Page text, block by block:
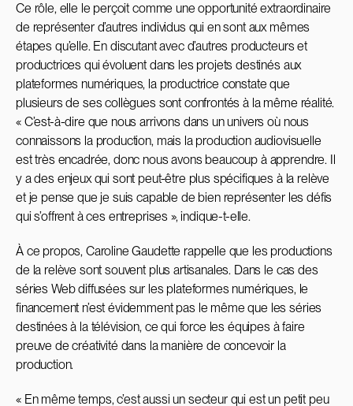
Ce rôle, elle le perçoit comme une opportunité extraordinaire
de représenter d’autres individus qui en sont aux mêmes
étapes qu’elle. En discutant avec d’autres producteurs et
productrices qui évoluent dans les projets destinés aux
plateformes numériques, la productrice constate que
plusieurs de ses collègues sont confrontés à la même réalité.
« C’est-à-dire que nous arrivons dans un univers où nous
connaissons la production, mais la production audiovisuelle
est très encadrée, donc nous avons beaucoup à apprendre. Il
y a des enjeux qui sont peut-être plus spécifiques à la relève
et je pense que je suis capable de bien représenter les défis
qui s’offrent à ces entreprises », indique-t-elle.
À ce propos, Caroline Gaudette rappelle que les productions
de la relève sont souvent plus artisanales. Dans le cas des
séries Web diffusées sur les plateformes numériques, le
financement n’est évidemment pas le même que les séries
destinées à la télévision, ce qui force les équipes à faire
preuve de créativité dans la manière de concevoir la
production.
« En même temps, c’est aussi un secteur qui est un petit peu